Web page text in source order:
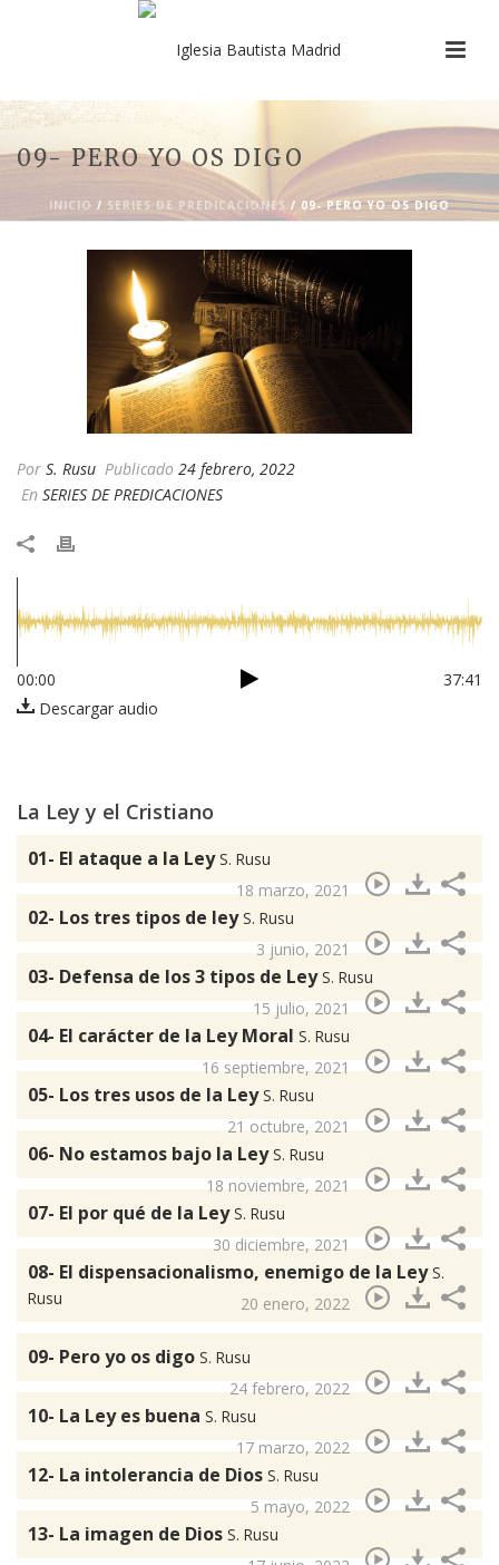
09- PERO YO OS DIGO
INICIO / SERIES DE PREDICACIONES / 09- PERO YO OS DIGO
Por S. Rusu Publicado 24 febrero, 2022
En SERIES DE PREDICACIONES
00:00
37:41
Descargar audio
La Ley y el Cristiano
01- El ataque a la LeyS. Rusu
18 marzo, 2021
02- Los tres tipos de leyS. Rusu
3 junio, 2021
03- Defensa de los 3 tipos de LeyS. Rusu
15 julio, 2021
04- El carácter de la Ley Moral S. Rusu
16 septiembre, 2021
05- Los tres usos de la LeyS. Rusu
21 octubre, 2021
06- No estamos bajo la LeyS. Rusu
18 noviembre, 2021
07- El por qué de la LeyS. Rusu
30 diciembre, 2021
08- El dispensacionalismo, enemigo de la LeyS.
Rusu
20 enero, 2022
09- Pero yo os digo S. Rusu
24 febrero, 2022
10- La Ley es buena S. Rusu
17 marzo, 2022
12- La intolerancia de Dios S. Rusu
5 mayo, 2022
13- La imagen de Dios S. Rusu